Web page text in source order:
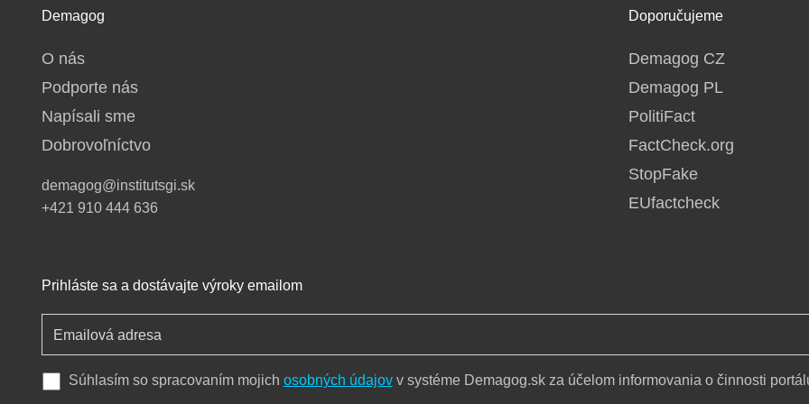
Demagog
O nás
Podporte nás
Napísali sme
Dobrovoľníctvo
demagog@institutsgi.sk
+421 910 444 636
Doporučujeme
Demagog CZ
Demagog PL
PolitiFact
FactCheck.org
StopFake
EUfactcheck
Prihláste sa a dostávajte výroky emailom
Súhlasím so spracovaním mojich osobných údajovv systéme Demagog.sk za účelom informovania o činnosti